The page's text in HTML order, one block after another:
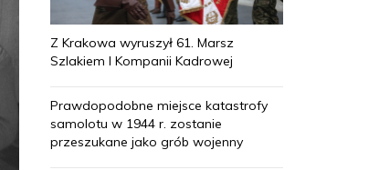
Z Krakowa wyruszył 61. Marsz
Szlakiem I Kompanii Kadrowej
Prawdopodobne miejsce katastrofy
samolotu w 1944 r. zostanie
przeszukane jako grób wojenny